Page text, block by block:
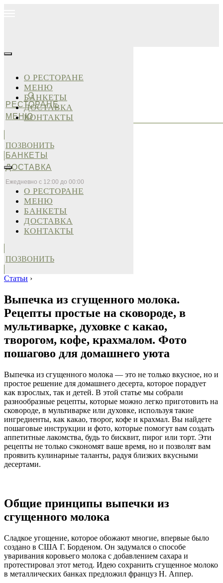
О
РЕСТОРАНЕ
МЕНЮ
БАНКЕТЫ
ДОСТАВКА
Ежедневно с 12:00 до 00:00
О РЕСТОРАНЕ
МЕНЮ
БАНКЕТЫ
ДОСТАВКА
КОНТАКТЫ
ПОЗВОНИТЬ
О РЕСТОРАНЕ
МЕНЮ
БАНКЕТЫ
ДОСТАВКА
КОНТАКТЫ
ПОЗВОНИТЬ
Статьи ›
Выпечка из сгущенного молока.
Рецепты простые на сковороде, в
мультиварке, духовке с какао,
творогом, кофе, крахмалом. Фото
пошагово для домашнего уюта
Выпечка из сгущенного молока — это не только вкусное, но и
простое решение для домашнего десерта, которое порадует
как взрослых, так и детей. В этой статье мы собрали
разнообразные рецепты, которые можно легко приготовить на
сковороде, в мультиварке или духовке, используя такие
ингредиенты, как какао, творог, кофе и крахмал. Вы найдете
пошаговые инструкции и фото, которые помогут вам создать
аппетитные лакомства, будь то бисквит, пирог или торт. Эти
рецепты не только сэкономят ваше время, но и позволят вам
проявить кулинарные таланты, радуя близких вкусными
десертами.
Общие принципы выпечки из
сгущенного молока
Сладкое угощение, которое обожают многие, впервые было
создано в США Г. Борденом. Он задумался о способе
уваривания коровьего молока с добавлением сахара и
протестировал этот метод. Идею сохранить сгущенное молоко
в металлических банках предложил француз Н. Аппер.